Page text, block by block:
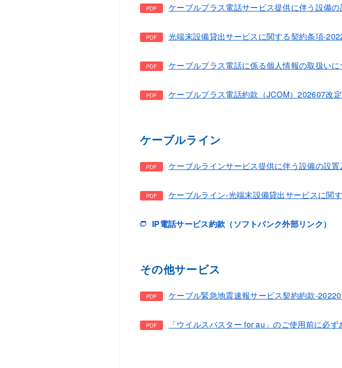
ケーブルプラス電話サービス提供に伴う設備
光端末設備貸出サービスに関する契約条項-
ケーブルプラス電話に係る個人情報の取扱い
ケーブルプラス電話約款（JCOM）202607改
ケーブルライン
ケーブルラインサービス提供に伴う設備の設
ケーブルライン-光端末設備貸出サービスに関
IP電話サービス約款（ソフトバンク外部リンク）
その他サービス
ケーブル緊急地震速報サービス契約約款-
「ウイルスバスター for au」のご使用前に必